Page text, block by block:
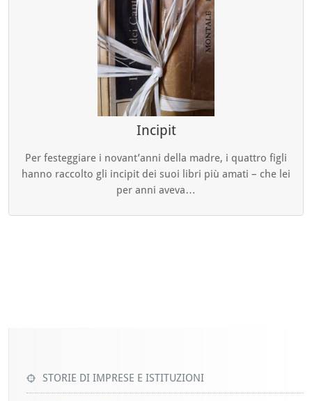
Incipit
Per festeggiare i novant’anni della madre, i quattro figli
hanno raccolto gli incipit dei suoi libri più amati – che lei
per anni aveva…
STORIE DI IMPRESE E ISTITUZIONI